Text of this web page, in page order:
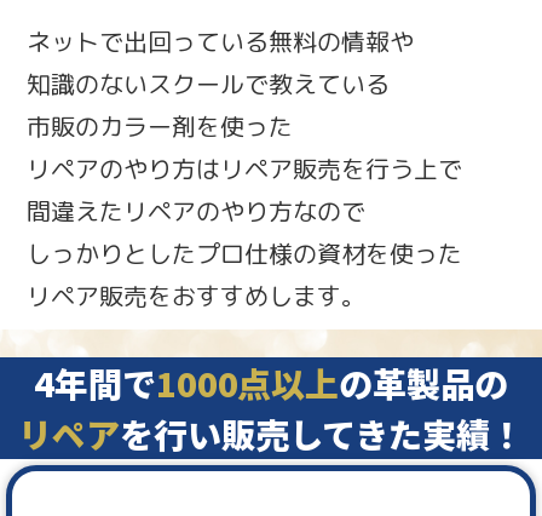
ネットで出回っている無料の情報や
知識のないスクールで教えている
市販のカラー剤を使った
リペアのやり方はリペア販売を行う上で
間違えたリペアのやり方なので
しっかりとしたプロ仕様の資材を使った
リペア販売をおすすめします。
4年間で1000点以上の革製品の
リペアを行い販売してきた実績！